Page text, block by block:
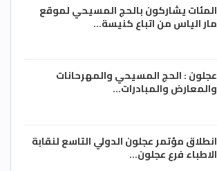
المئات يشاركون بالحج المسيحي لموقع
مار الياس من اتباع كنيسة…
عجلون : الحج المسيحي والمهرحانات
والمعارض والمبادرات…
انطلاق مؤتمر عجلون الدولي التاسع لنقابة
الاطباء فرع عجلون…